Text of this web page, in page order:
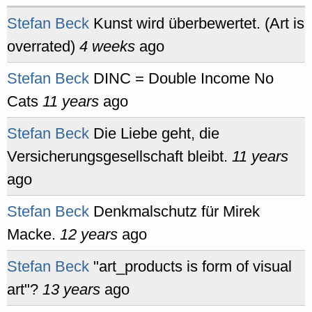
Stefan Beck Kunst wird überbewertet. (Art is
overrated) 4 weeks ago
Stefan Beck DINC = Double Income No
Cats 11 years ago
Stefan Beck Die Liebe geht, die
Versicherungsgesellschaft bleibt. 11 years
ago
Stefan Beck Denkmalschutz für Mirek
Macke. 12 years ago
Stefan Beck "art_products is form of visual
art"? 13 years ago